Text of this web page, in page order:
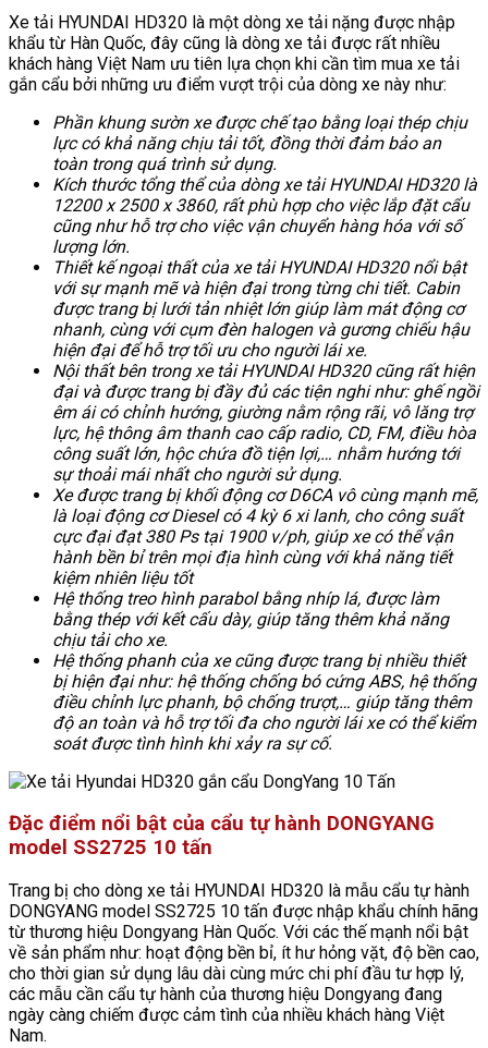
Xe tải HYUNDAI HD320 là một dòng xe tải nặng được nhập
khẩu từ Hàn Quốc, đây cũng là dòng xe tải được rất nhiều
khách hàng Việt Nam ưu tiên lựa chọn khi cần tìm mua xe tải
gắn cẩu bởi những ưu điểm vượt trội của dòng xe này như:
Phần khung sườn xe được chế tạo bằng loại thép chịu
lực có khả năng chịu tải tốt, đồng thời đảm bảo an
toàn trong quá trình sử dụng.
Kích thước tổng thể của dòng xe tải HYUNDAI HD320 là
12200 x 2500 x 3860, rất phù hợp cho việc lắp đặt cẩu
cũng như hỗ trợ cho việc vận chuyển hàng hóa với số
lượng lớn.
Thiết kế ngoại thất của xe tải HYUNDAI HD320 nổi bật
với sự mạnh mẽ và hiện đại trong từng chi tiết. Cabin
được trang bị lưới tản nhiệt lớn giúp làm mát động cơ
nhanh, cùng với cụm đèn halogen và gương chiếu hậu
hiện đại để hỗ trợ tối ưu cho người lái xe.
Nội thất bên trong xe tải HYUNDAI HD320 cũng rất hiện
đại và được trang bị đầy đủ các tiện nghi như: ghế ngồi
êm ái có chỉnh hướng, giường nằm rộng rãi, vô lăng trợ
lực, hệ thông âm thanh cao cấp radio, CD, FM, điều hòa
công suất lớn, hộc chứa đồ tiện lợi,… nhằm hướng tới
sự thoải mái nhất cho người sử dụng.
Xe được trang bị khối động cơ D6CA vô cùng mạnh mẽ,
là loại động cơ Diesel có 4 kỳ 6 xi lanh, cho công suất
cực đại đạt 380 Ps tại 1900 v/ph, giúp xe có thể vận
hành bền bỉ trên mọi địa hình cùng với khả năng tiết
kiệm nhiên liệu tốt
Hệ thống treo hình parabol bằng nhíp lá, được làm
bằng thép với kết cấu dày, giúp tăng thêm khả năng
chịu tải cho xe.
Hệ thống phanh của xe cũng được trang bị nhiều thiết
bị hiện đại như: hệ thống chống bó cứng ABS, hệ thống
điều chỉnh lực phanh, bộ chống trượt,… giúp tăng thêm
độ an toàn và hỗ trợ tối đa cho người lái xe có thể kiểm
soát được tình hình khi xảy ra sự cố.
Đặc điểm nổi bật của cẩu tự hành DONGYANG
model SS2725 10 tấn
Trang bị cho dòng xe tải HYUNDAI HD320 là mẫu cẩu tự hành
DONGYANG model SS2725 10 tấn được nhập khẩu chính hãng
từ thương hiệu Dongyang Hàn Quốc. Với các thế mạnh nổi bật
về sản phẩm như: hoạt động bền bỉ, ít hư hỏng vặt, độ bền cao,
cho thời gian sử dụng lâu dài cùng mức chi phí đầu tư hợp lý,
các mẫu cần cẩu tự hành của thương hiệu Dongyang đang
ngày càng chiếm được cảm tình của nhiều khách hàng Việt
Nam.